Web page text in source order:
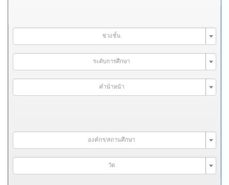
ช่วงชั้น
ระดับการศึกษา
คำนำหน้า
องค์กร/สถานศึกษา
วัด